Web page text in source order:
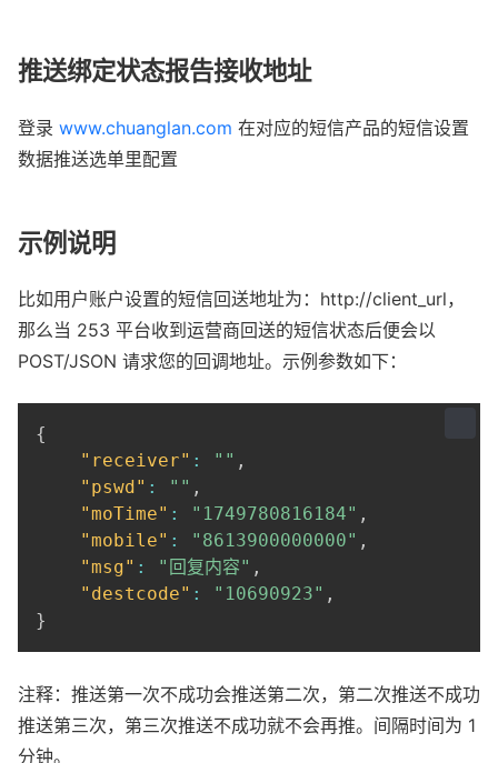
推送绑定状态报告接收地址
登录 www.chuanglan.com 在对应的短信产品的短信设置
数据推送选单里配置
示例说明
比如用户账户设置的短信回送地址为：http://client_url，
那么当 253 平台收到运营商回送的短信状态后便会以
POST/JSON 请求您的回调地址。示例参数如下：
{
"receiver" : "" ,
"pswd" : "" ,
"moTime" : "1749780816184" ,
"mobile" : "8613900000000" ,
"msg" : "回复内容" ,
"destcode" : "10690923" ,
}
注释：推送第一次不成功会推送第二次，第二次推送不成功
推送第三次，第三次推送不成功就不会再推。间隔时间为 1
分钟。